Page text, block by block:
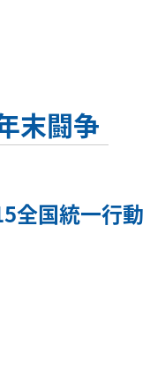
末闘争
全国統一行